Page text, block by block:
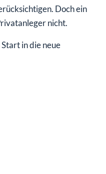
Doch ein
nicht.
in die neue